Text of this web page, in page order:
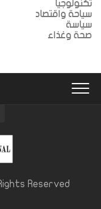
سياحة واقتصاد
سياسة
صحة وغذاء
Reserved.